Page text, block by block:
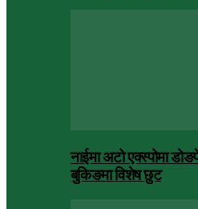
नाईमा अटो एक्स्पोमा
बुकिङमा विशेष छुट